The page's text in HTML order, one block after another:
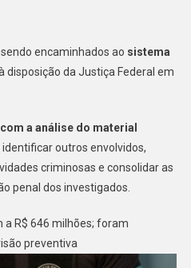
encaminhados ao sistema
disposição da Justiça Federal em
a análise do material
outros envolvidos,
criminosas e consolidar as
penal dos investigados.
a R$ 646 milhões; foram
preventiva